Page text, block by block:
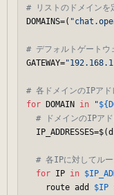
# リストのドメインを
DOMAINS=(
# デフォルトゲートウ
GATEWAY=
# 各ドメインのIPアド
for DOMAIN in "
# ドメインのIPア
# 各IPに対してルー
for IP in
    route add
$IP